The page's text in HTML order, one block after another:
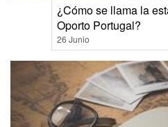
¿Cómo se llama la
Oporto Portugal?
26 Junio